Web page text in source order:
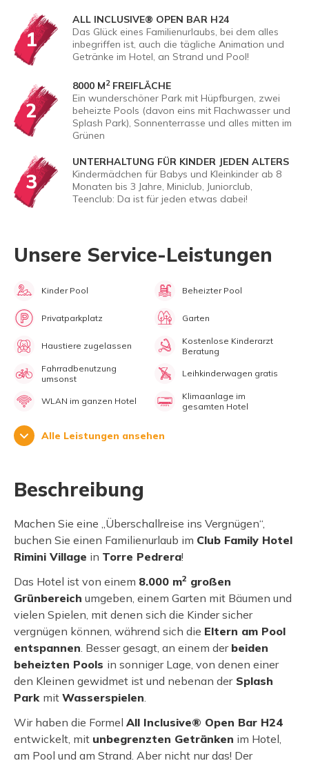
1
ALL INCLUSIVE® OPEN BAR H24
Das Glück eines Familienurlaubs, bei dem alles
inbegriffen ist, auch die tägliche Animation und
Getränke im Hotel, an Strand und Pool!
2
8000 M2FREIFLÄCHE
Ein wunderschöner Park mit Hüpfburgen, zwei
beheizte Pools (davon eins mit Flachwasser und
Splash Park), Sonnenterrasse und alles mitten im
Grünen
3
UNTERHALTUNG FÜR KINDER JEDEN ALTERS
Kindermädchen für Babys und Kleinkinder ab 8
Monaten bis 3 Jahre, Miniclub, Juniorclub,
Teenclub: Da ist für jeden etwas dabei!
Unsere Service-Leistungen
Kinder Pool Beheizter Pool
Privatparkplatz Garten
Haustiere zugelassen
Kostenlose Kinderarzt
Beratung
Fahrradbenutzung
umsonst
Leihkinderwagen gratis
WLAN im ganzen Hotel
Klimaanlage im
gesamten Hotel
Alle Leistungen ansehen
Beschreibung
Machen Sie eine „Überschallreise ins Vergnügen“,
buchen Sie einen Familienurlaub im Club Family Hotel
Rimini Village in Torre Pedrera!
Das Hotel ist von einem 8.000 m2 großen
Grünbereich umgeben, einem Garten mit Bäumen und
vielen Spielen, mit denen sich die Kinder sicher
vergnügen können, während sich die Eltern am Pool
entspannen. Besser gesagt, an einem der beiden
beheizten Pools in sonniger Lage, von denen einer
den Kleinen gewidmet ist und nebenan derSplash
Park mit Wasserspielen.
Wir haben die Formel All Inclusive® Open Bar H24
entwickelt, mit unbegrenzten Getränken im Hotel,
am Pool und am Strand. Aber nicht nur das! Der